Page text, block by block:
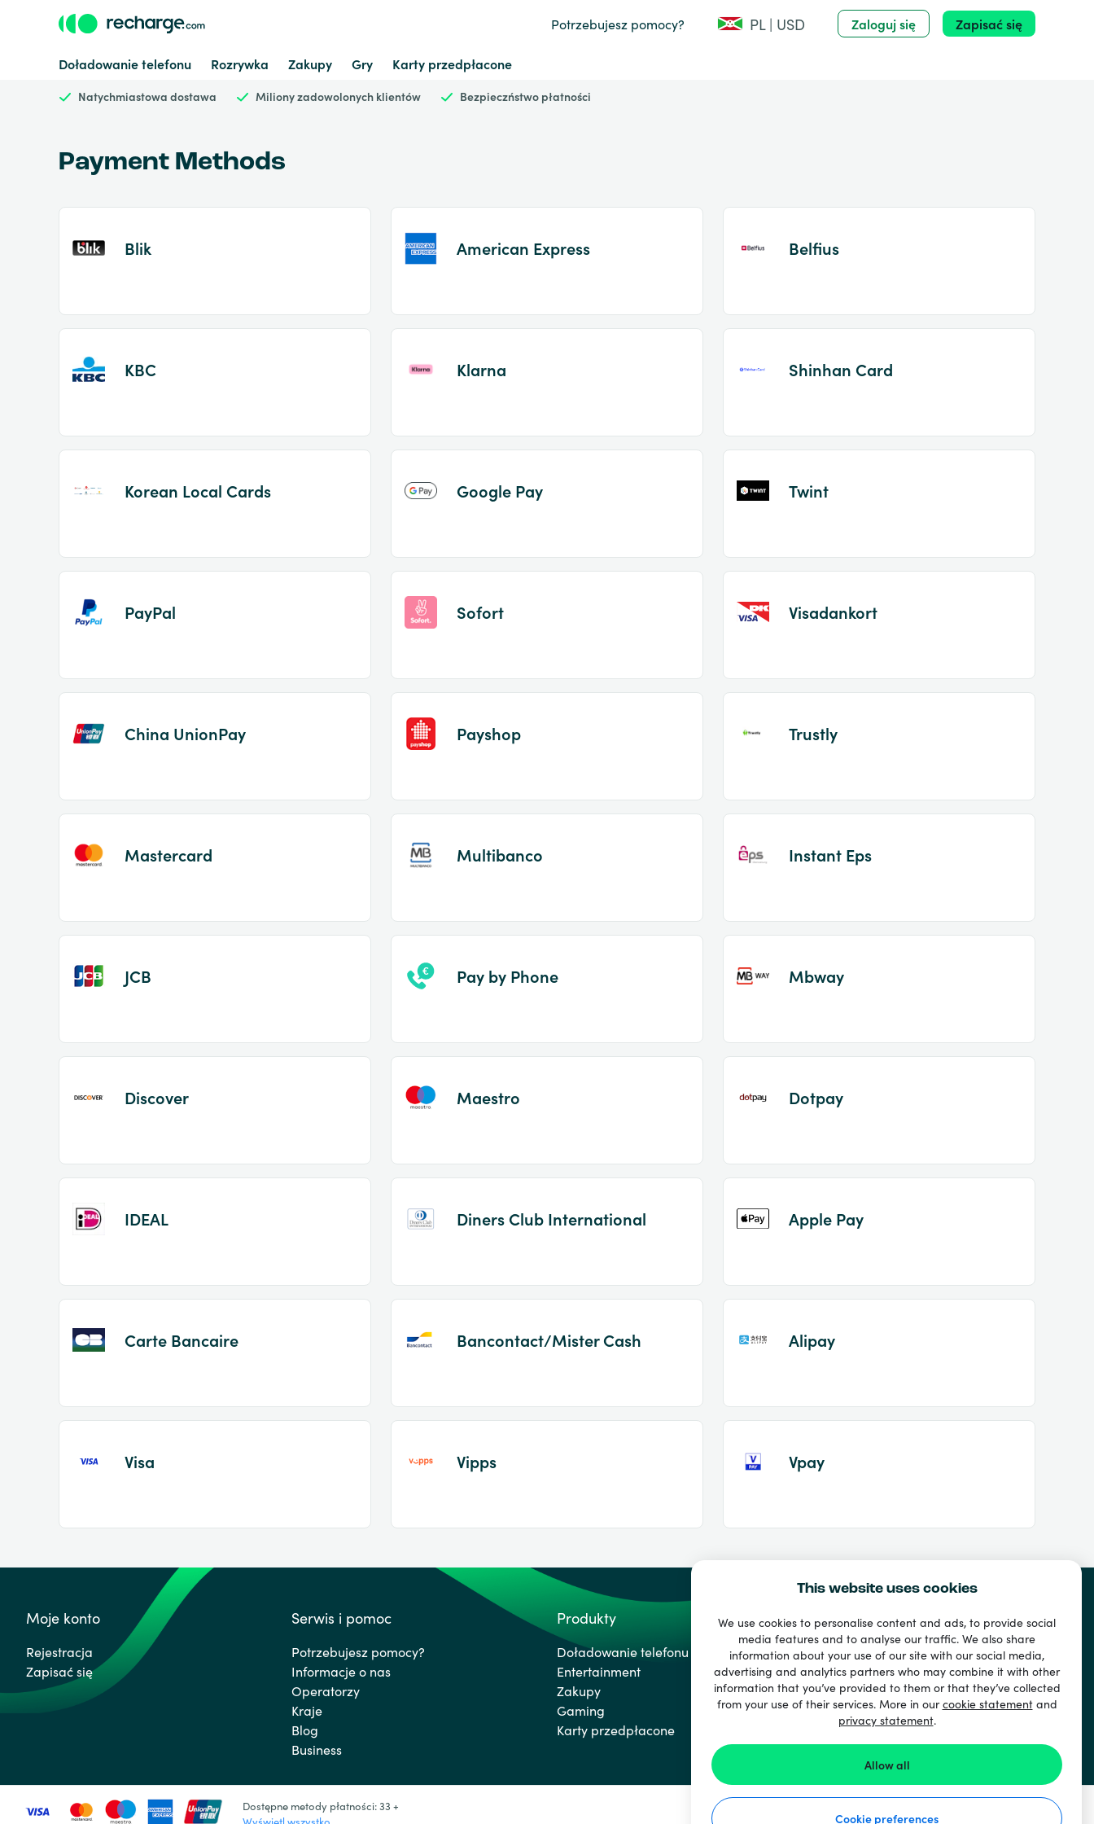
This website uses cookies
We use cookies to personalise content and ads, to provide social
media features and to analyse our traffic. We also share
information about your use of our site with our social media,
advertising and analytics partners who may combine it with other
information that you’ve provided to them or that they’ve collected
from your use of their services. More in ourcookie statementand
privacy statement.
Allow all
Cookie preferences
Potrzebujesz pomocy? PL | USD Zaloguj się Zapisać się
Doładowanie telefonu Rozrywka Zakupy Gry Karty przedpłacone
Natychmiastowa dostawa Miliony zadowolonych klientów Bezpieczństwo płatności
2
Payment Methods
Blik American Express Belfius
KBC Klarna Shinhan Card
Korean Local Cards Google Pay Twint
PayPal Sofort Visadankort
China UnionPay Payshop Trustly
Mastercard Multibanco Instant Eps
JCB Pay by Phone Mbway
Discover Maestro Dotpay
IDEAL Diners Club International Apple Pay
Carte Bancaire Bancontact/Mister Cash Alipay
Visa Vipps Vpay
Moje konto
Rejestracja
Zapisać się
Serwis i pomoc
Potrzebujesz pomocy?
Informacje o nas
Operatorzy
Kraje
Blog
Business
Produkty
Doładowanie telefonu
Entertainment
Zakupy
Gaming
Karty przedpłacone
Dostępne metody płatności: 33 +